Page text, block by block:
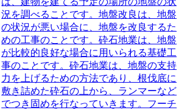
況を調べることです。地盤改良は、地盤
の状況が悪い場合に、地盤を改良するた
めの工事のことです。砕石地業は、地盤
が比較的良好な場合に用いられる基礎工
事のことです。砕石地業は、地盤の支持
力を上げるための方法であり、根伐底に
敷き詰めた砕石の上から、ランマーなど
でつき固めを行なっていきます。フーチ